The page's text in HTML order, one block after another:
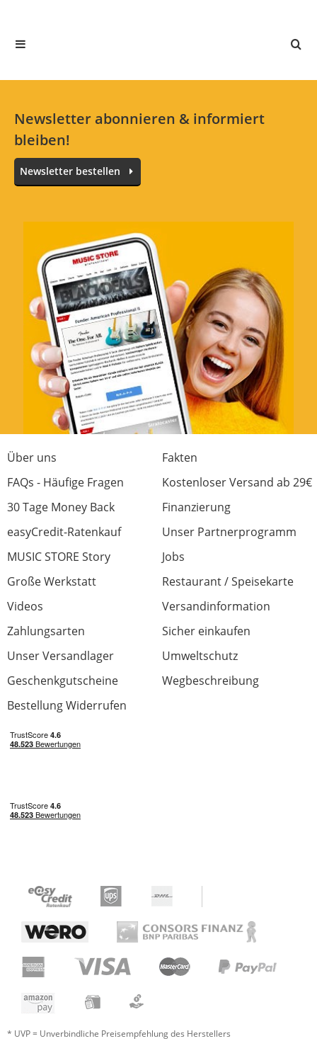
Nicht lang genug
Bewertung von: Jabzn
das Piano mit seinen "Füßen" nicht in die
Lochvorrichtungen des Gestells passt. Nicht
sonderlich schlimm, da das Piano trotzdem
sicher und gut steh. Es ist nur etwas
unbefriedigend, dass immer nur ein Fuß in
ein Loch gehen kann und dann das Piano
schief steht. Aber wenn man es nicht in die
Löcher legt und einfach obendrauf ablegt,
liegt es sehr gut.
Man sollte dann nur überdenken diesen
Tisch in dem Bundle mit anzubieten oder
dazu schreiben, dass es nicht perfekt passt,
das erspart etwas anfänglichen Frust und
Bedienung
Preis/Leistung
7 von 8 fanden diese Rezension hilfreich
War diese Rezension hilfreich?
Mittelklasse
Bewertung von: Kritischer Kolben
28.1.21
Ist der Sitz nun endlich in der richtigen Höhe,
nicht passiert.
ist das Gerüst wackelig und ich habe Angst
es zu sehr zu bewegen oder es zum wackeln
zu bringen.
Verarbeitung
Bedienung
Newsletter abonnieren & informiert
bleiben!
Newsletter bestellen
Über uns
Fakten
FAQs - Häufige Fragen
Kostenloser Versand ab 29€
30 Tage Money Back
Finanzierung
easyCredit-Ratenkauf
Unser Partnerprogramm
MUSIC STORE Story
Jobs
Große Werkstatt
Restaurant / Speisekarte
Videos
Versandinformation
Zahlungsarten
Sicher einkaufen
Unser Versandlager
Umweltschutz
Geschenkgutscheine
Wegbeschreibung
Bestellung Widerrufen
* UVP = Unverbindliche Preisempfehlung des Herstellers